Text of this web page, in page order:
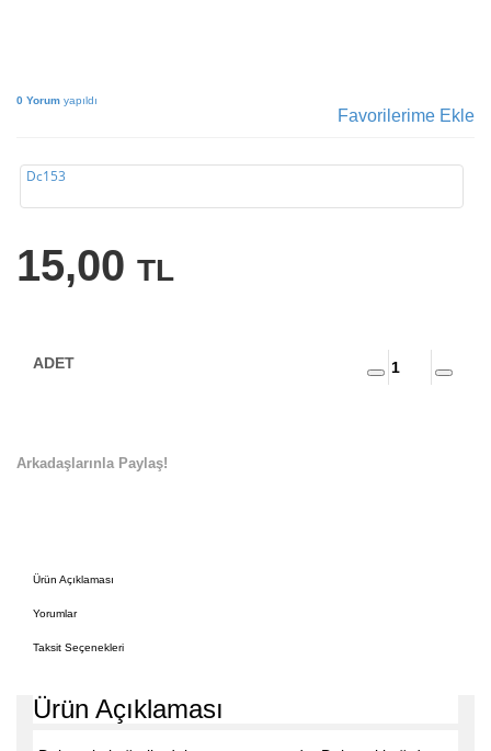
0 Yorum yapıldı
Favorilerime Ekle
Dc153
15,00 TL
Arkadaşlarınla Paylaş!
Ürün Açıklaması
Yorumlar
Taksit Seçenekleri
Ürün Açıklaması